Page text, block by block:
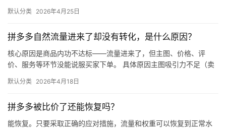
同等级…
默认分类 2026年4月25日
拼多多自然流量进来了却没有转化，是什么原因？
核心原因是商品内功不达标——流量进来了，但主图、价格、评
价、服务等环节没能说服买家下单。 具体原因主图吸引力不足（卖
评少、…
默认分类 2026年4月18日
拼多多被比价了还能恢复吗？
能恢复。只要采取正确的应对措施，流量和权重可以恢复到正常水